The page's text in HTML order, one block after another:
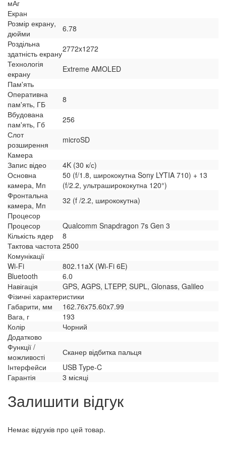
мАг
Екран
Розмір екрану,
дюйми
6.78
Роздільна
здатність екрану2772x1272
Технологія
екрану
Extreme AMOLED
Пам'ять
Оперативна
пам'ять, ГБ
8
Вбудована
пам'ять, Гб
256
Слот
розширення
microSD
Камера
Запис відео
4K (30 к/с)
Основна
камера, Мп
50 (f/1.8, ширококутна Sony LYTIA 710) + 13
(f/2.2, ультраширококутна 120°)
Фронтальна
камера, Мп
32 (f /2.2, ширококутна)
Процесор
Процесор
Qualcomm Snapdragon 7s Gen 3
Кількість ядер
8
Тактова частота 2500
Комунікації
Wi-Fi
802.11aX (Wi-Fi 6E)
Bluetooth
6.0
Навігація
GPS, AGPS, LTEPP, SUPL, Glonass, Galileo
Фізичні характеристики
Габарити, мм
162.76x75.60x7.99
Вага, г
193
Колір
Чорний
Додатково
Функції /
можливості
Сканер відбитка пальця
Інтерфейси
USB Type-C
Гарантія
3 місяці
Залишити відгук
Немає відгуків про цей товар.